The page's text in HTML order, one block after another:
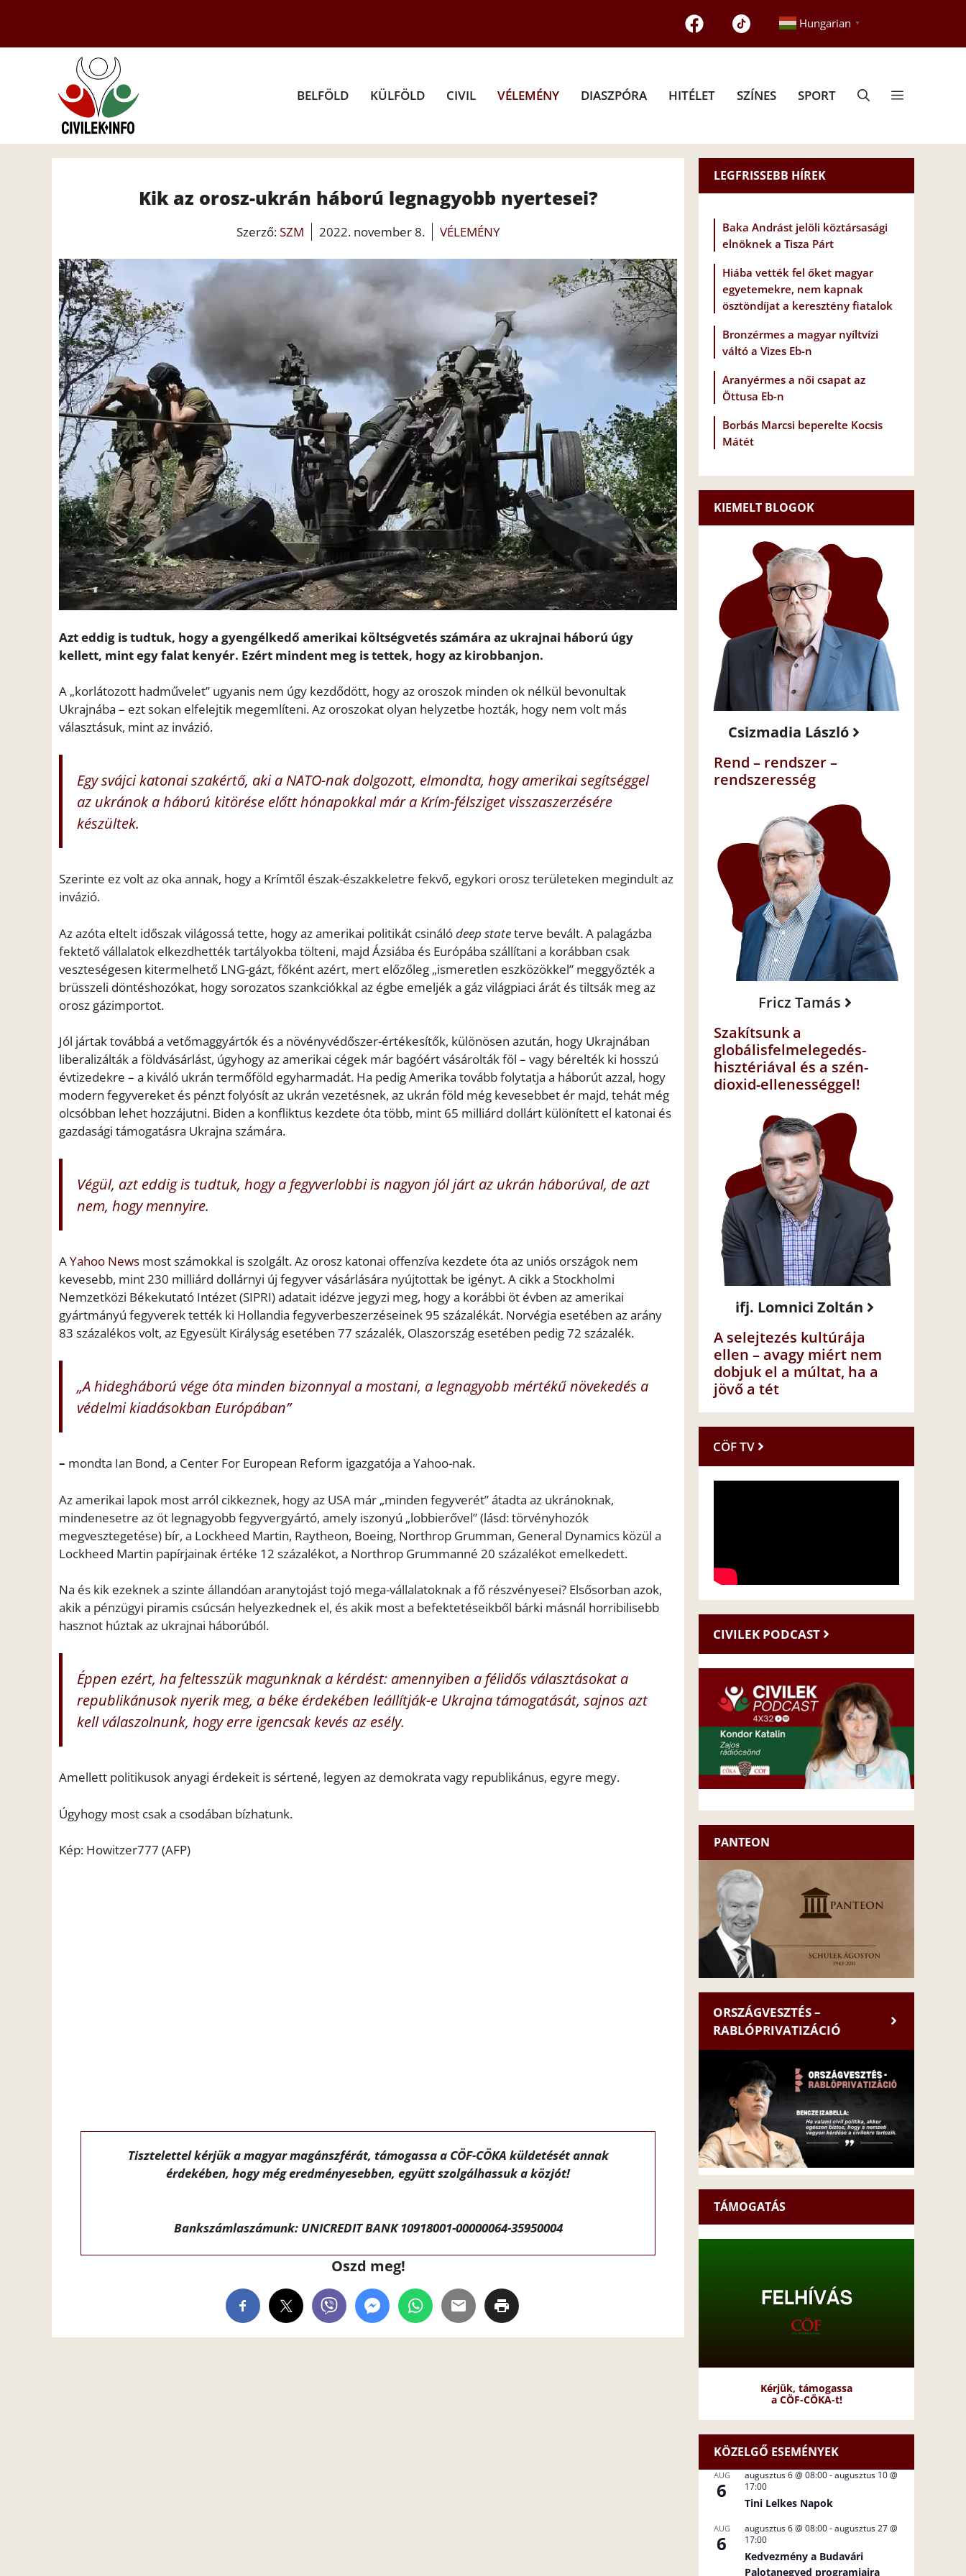
tartalomba
Hungarian ▼
BELFÖLD KÜLFÖLD CIVIL VÉLEMÉNY DIASZPÓRA HITÉLET SZÍNES SPORT
Kik az orosz-ukrán háború legnagyobb nyertesei?
Szerző:SZM 2022. november 8. VÉLEMÉNY
Azt eddig is tudtuk, hogy a gyengélkedő amerikai költségvetés számára az ukrajnai háború úgy
kellett, mint egy falat kenyér. Ezért mindent meg is tettek, hogy az kirobbanjon.
A „korlátozott hadművelet” ugyanis nem úgy kezdődött, hogy az oroszok minden ok nélkül bevonultak
Ukrajnába – ezt sokan elfelejtik megemlíteni. Az oroszokat olyan helyzetbe hozták, hogy nem volt más
választásuk, mint az invázió.
Egy svájci katonai szakértő, aki a NATO-nak dolgozott, elmondta, hogy amerikai segítséggel
az ukránok a háború kitörése előtt hónapokkal már a Krím-félsziget visszaszerzésére
készültek.
Szerinte ez volt az oka annak, hogy a Krímtől észak-északkeletre fekvő, egykori orosz területeken megindult az
invázió.
Az azóta eltelt időszak világossá tette, hogy az amerikai politikát csinálódeep stateterve bevált. A palagázba
fektető vállalatok elkezdhették tartályokba tölteni, majd Ázsiába és Európába szállítani a korábban csak
veszteségesen kitermelhető LNG-gázt, főként azért, mert előzőleg „ismeretlen eszközökkel” meggyőzték a
brüsszeli döntéshozókat, hogy sorozatos szankciókkal az égbe emeljék a gáz világpiaci árát és tiltsák meg az
orosz gázimportot.
Jól jártak továbbá a vetőmaggyártók és a növényvédőszer-értékesítők, különösen azután, hogy Ukrajnában
liberalizálták a földvásárlást, úgyhogy az amerikai cégek már bagóért vásárolták föl – vagy bérelték ki hosszú
évtizedekre – a kiváló ukrán termőföld egyharmadát. Ha pedig Amerika tovább folytatja a háborút azzal, hogy
modern fegyvereket és pénzt folyósít az ukrán vezetésnek, az ukrán föld még kevesebbet ér majd, tehát még
olcsóbban lehet hozzájutni. Biden a konfliktus kezdete óta több, mint 65 milliárd dollárt különített el katonai és
gazdasági támogatásra Ukrajna számára.
Végül, azt eddig is tudtuk, hogy a fegyverlobbi is nagyon jól járt az ukrán háborúval, de azt
nem, hogy mennyire.
AYahoo News most számokkal is szolgált. Az orosz katonai offenzíva kezdete óta az uniós országok nem
kevesebb, mint 230 milliárd dollárnyi új fegyver vásárlására nyújtottak be igényt. A cikk a Stockholmi
Nemzetközi Békekutató Intézet (SIPRI) adatait idézve jegyzi meg, hogy a korábbi öt évben az amerikai
gyártmányú fegyverek tették ki Hollandia fegyverbeszerzéseinek 95 százalékát. Norvégia esetében az arány
83 százalékos volt, az Egyesült Királyság esetében 77 százalék, Olaszország esetében pedig 72 százalék.
„A hidegháború vége óta minden bizonnyal a mostani, a legnagyobb mértékű növekedés a
védelmi kiadásokban Európában”
– mondta Ian Bond, a Center For European Reform igazgatója a Yahoo-nak.
Az amerikai lapok most arról cikkeznek, hogy az USA már „minden fegyverét” átadta az ukránoknak,
mindenesetre az öt legnagyobb fegyvergyártó, amely iszonyú „lobbierővel” (lásd: törvényhozók
megvesztegetése) bír, a Lockheed Martin, Raytheon, Boeing, Northrop Grumman, General Dynamics közül a
Lockheed Martin papírjainak értéke 12 százalékot, a Northrop Grummanné 20 százalékot emelkedett.
Na és kik ezeknek a szinte állandóan aranytojást tojó mega-vállalatoknak a fő részvényesei? Elsősorban azok,
akik a pénzügyi piramis csúcsán helyezkednek el, és akik most a befektetéseikből bárki másnál horribilisebb
hasznot húztak az ukrajnai háborúból.
Éppen ezért, ha feltesszük magunknak a kérdést: amennyiben a félidős választásokat a
republikánusok nyerik meg, a béke érdekében leállítják-e Ukrajna támogatását, sajnos azt
kell válaszolnunk, hogy erre igencsak kevés az esély.
Amellett politikusok anyagi érdekeit is sértené, legyen az demokrata vagy republikánus, egyre megy.
Úgyhogy most csak a csodában bízhatunk.
Kép: Howitzer777 (AFP)
Tisztelettel kérjük a magyar magánszférát, támogassa a CÖF-CÖKA küldetését annak
érdekében, hogy még eredményesebben, együtt szolgálhassuk a közjót!
Bankszámlaszámunk: UNICREDIT BANK 10918001-00000064-35950004
Oszd meg!
LEGFRISSEBB HÍREK
Baka Andrást jelöli köztársasági
elnöknek a Tisza Párt
Hiába vették fel őket magyar
egyetemekre, nem kapnak
ösztöndíjat a keresztény fiatalok
Bronzérmes a magyar nyíltvízi
váltó a Vizes Eb-n
Aranyérmes a női csapat az
Öttusa Eb-n
Borbás Marcsi beperelte Kocsis
Mátét
KIEMELT BLOGOK
Csizmadia László
Rend – rendszer –
rendszeresség
Fricz Tamás
Szakítsunk a
globálisfelmelegedés-
hisztériával és a szén-
dioxid-ellenességgel!
ifj. Lomnici Zoltán
A selejtezés kultúrája
ellen – avagy miért nem
dobjuk el a múltat, ha a
jövő a tét
CÖF TV
CIVILEK PODCAST
PANTEON
ORSZÁGVESZTÉS –
RABLÓPRIVATIZÁCIÓ
TÁMOGATÁS
Kérjük, támogassa
a CÖF-CÖKA-t!
KÖZELGŐ ESEMÉNYEK
AUG
6
augusztus 6 @ 08:00-augusztus 10 @
17:00
Tini Lelkes Napok
AUG
6
augusztus 6 @ 08:00-augusztus 27 @
17:00
Kedvezmény a Budavári
Palotanegyed programjaira